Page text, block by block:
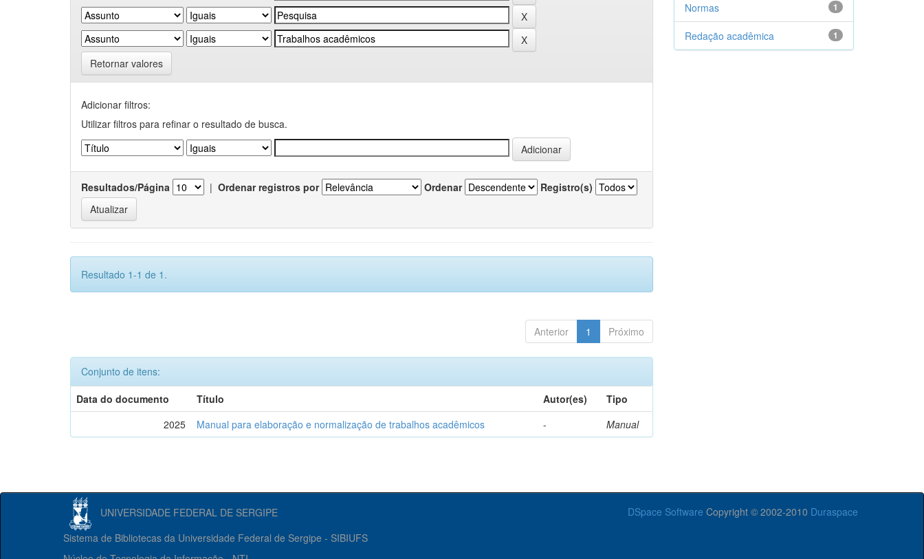
Retornar valores
Adicionar filtros:
Utilizar filtros para refinar o resultado de busca.
Resultados/Página | Ordenar registros por Ordenar Registro(s)
Resultado 1-1 de 1.
Anterior 1 Próximo
Conjunto de itens:
Data do documento
Título Autor(es)
Tipo
2025
Manual para elaboração e normalização de trabalhos acadêmicos - Manual
1
Normas
1
Redação acadêmica
UNIVERSIDADE FEDERAL DE SERGIPE DSpace Software Copyright © 2002-2010 Duraspace
Sistema de Bibliotecas da Universidade Federal de Sergipe - SIBIUFS